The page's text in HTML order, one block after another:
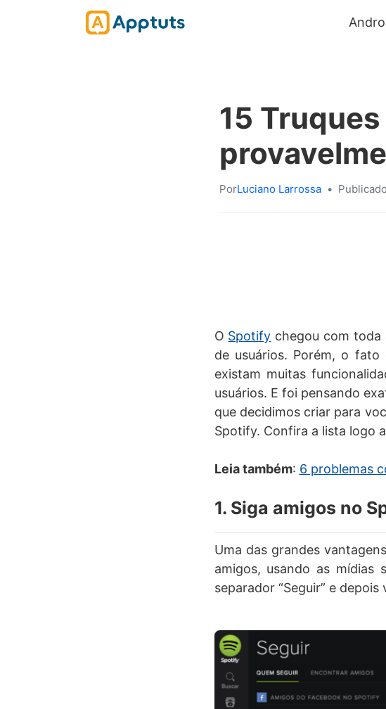
15
PorLuciano Larrossa •
O Spotify chegou com toda
de usuários. Porém, o
existam muitas
usuários. E foi pensando
que decidimos criar para
Spotify. Confira a lista logo
Leia também: 6 problemas
1. Siga amigos no
Uma das grandes
amigos, usando as mídias
separador “Seguir” e